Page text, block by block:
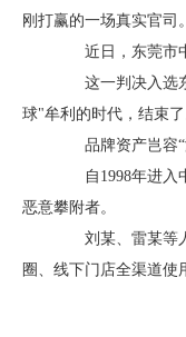
刚打赢的一场真实官司。
近日，东莞市中
这一判决入选东
球"牟利的时代，结束了
品牌资产岂容“
自1998年进入中
恶意攀附者。
刘某、雷某等人
圈、线下门店全渠道使